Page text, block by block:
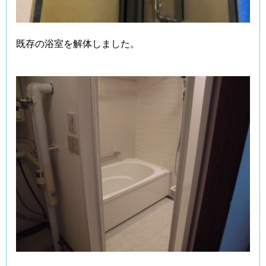
既存の浴室を解体しました。